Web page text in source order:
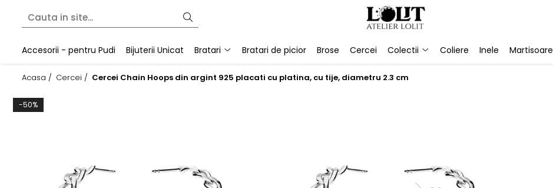
Bratari lantisor
Bratari snur
Crescent Moon
Minimalist
Pandantive
Accesorii - pentru Pudi Bijuterii Unicat Bratari Bratari de picior Brose Cercei Colectii Coliere Inele Martisoare
Acasa / Cercei / Cercei Chain Hoops din argint 925 placati cu platina, cu tije, diametru 2.3 cm
-50%